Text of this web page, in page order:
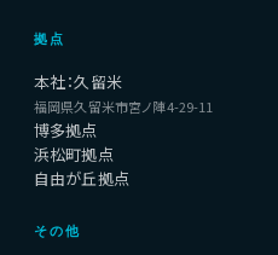
拠点
本社：久留米
福岡県久留米市宮ノ陣4-29-11
博多拠点
浜松町拠点
自由が丘拠点
その他